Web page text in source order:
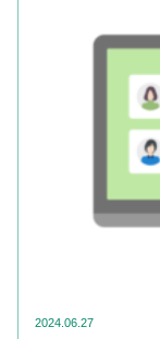
2024.06.27